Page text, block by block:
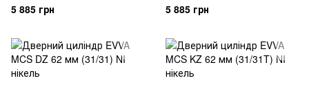
5 885 грн 5 885 грн